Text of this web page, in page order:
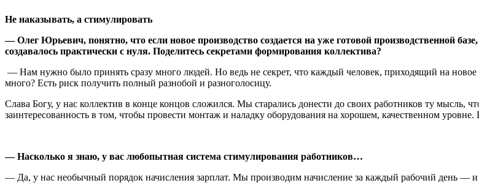
Не наказывать, а стимулировать
— Олег Юрьевич, понятно, что если новое производство создается на уже готовой производственной
создавалось практически с нуля. Поделитесь секретами формирования коллектива?
— Нам нужно было принять сразу много людей. Но ведь не секрет, что каждый человек, приходящий на новое
много? Есть риск получить полный разнобой и разноголосицу.
Слава Богу, у нас коллектив в конце концов сложился. Мы старались донести до своих работников ту мысль,
заинтересованность в том, чтобы провести монтаж и наладку оборудования на хорошем, качественном уровне.
— Насколько я знаю, у вас любопытная система стимулирования работников…
— Да, у нас необычный порядок начисления зарплат. Мы производим начисление за каждый рабочий день — и